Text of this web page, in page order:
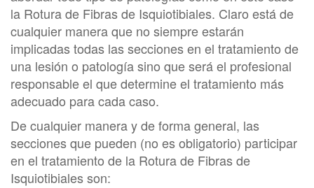
la Rotura de Fibras de Isquiotibiales. Claro está de
cualquier manera que no siempre estarán
implicadas todas las secciones en el tratamiento de
una lesión o patología sino que será el profesional
responsable el que determine el tratamiento más
adecuado para cada caso.
De cualquier manera y de forma general, las
secciones que pueden (no es obligatorio) participar
en el tratamiento de la Rotura de Fibras de
Isquiotibiales son: